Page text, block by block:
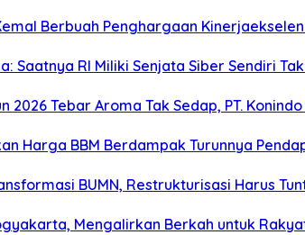
Berbuah Penghargaan
Saatnya RI Miliki Senjata Siber Sendiri
2026 Tebar Aroma Tak Sedap, PT.
Harga BBM Berdampak Turunnya
BUMN, Restrukturisasi Harus
Mengalirkan Berkah untuk